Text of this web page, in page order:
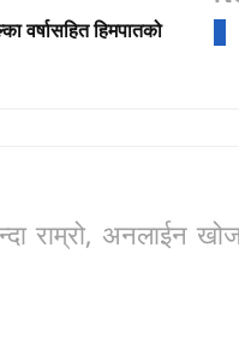
वर्षासहित हिमपातको
राम्रो, अनलाईन